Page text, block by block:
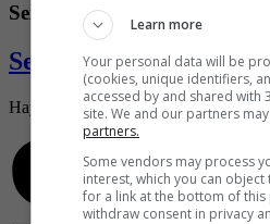
Sexo
Se conoce cuál es el
Hay un día a la semana que los
Learn more
Your personal data will be
(cookies, unique identifiers,
accessed by and shared with
site. We and our partners
partners.
Some vendors may process
interest, which you can
for a link at the bottom of
withdraw consent in privacy